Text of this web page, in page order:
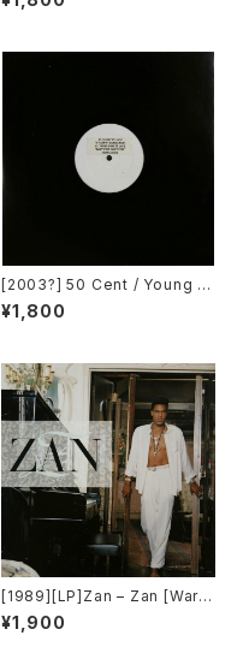
(How Gee) [PLM Records]
[2003?] 50 Cent / Young G
unz / Lumidee – If I Can't /
Can't Stop Won't Stop / Ne
¥1,800
[1989][LP]Zan – Zan [Warn
er Bros. Records]
¥1,900